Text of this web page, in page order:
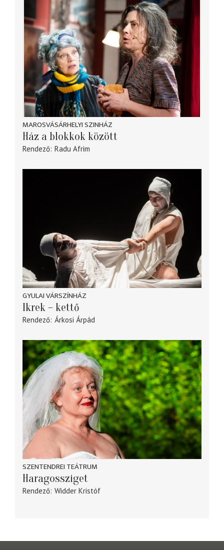
MAROSVÁSÁRHELYI SZINHÁZ
Ház a blokkok között
Rendező Radu Afrim
GYULAI VÁRSZÍNHÁZ
Ikrek – kettő
Rendező Árkosi Árpád
SZENTENDREI TEÁTRUM
Haragossziget
Rendező Widder Kristóf